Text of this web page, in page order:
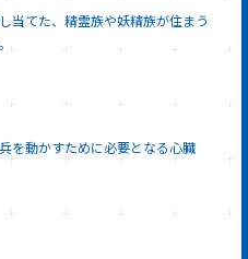
当てた、精霊族や妖精族が住まう
を動かすために必要となる心臓